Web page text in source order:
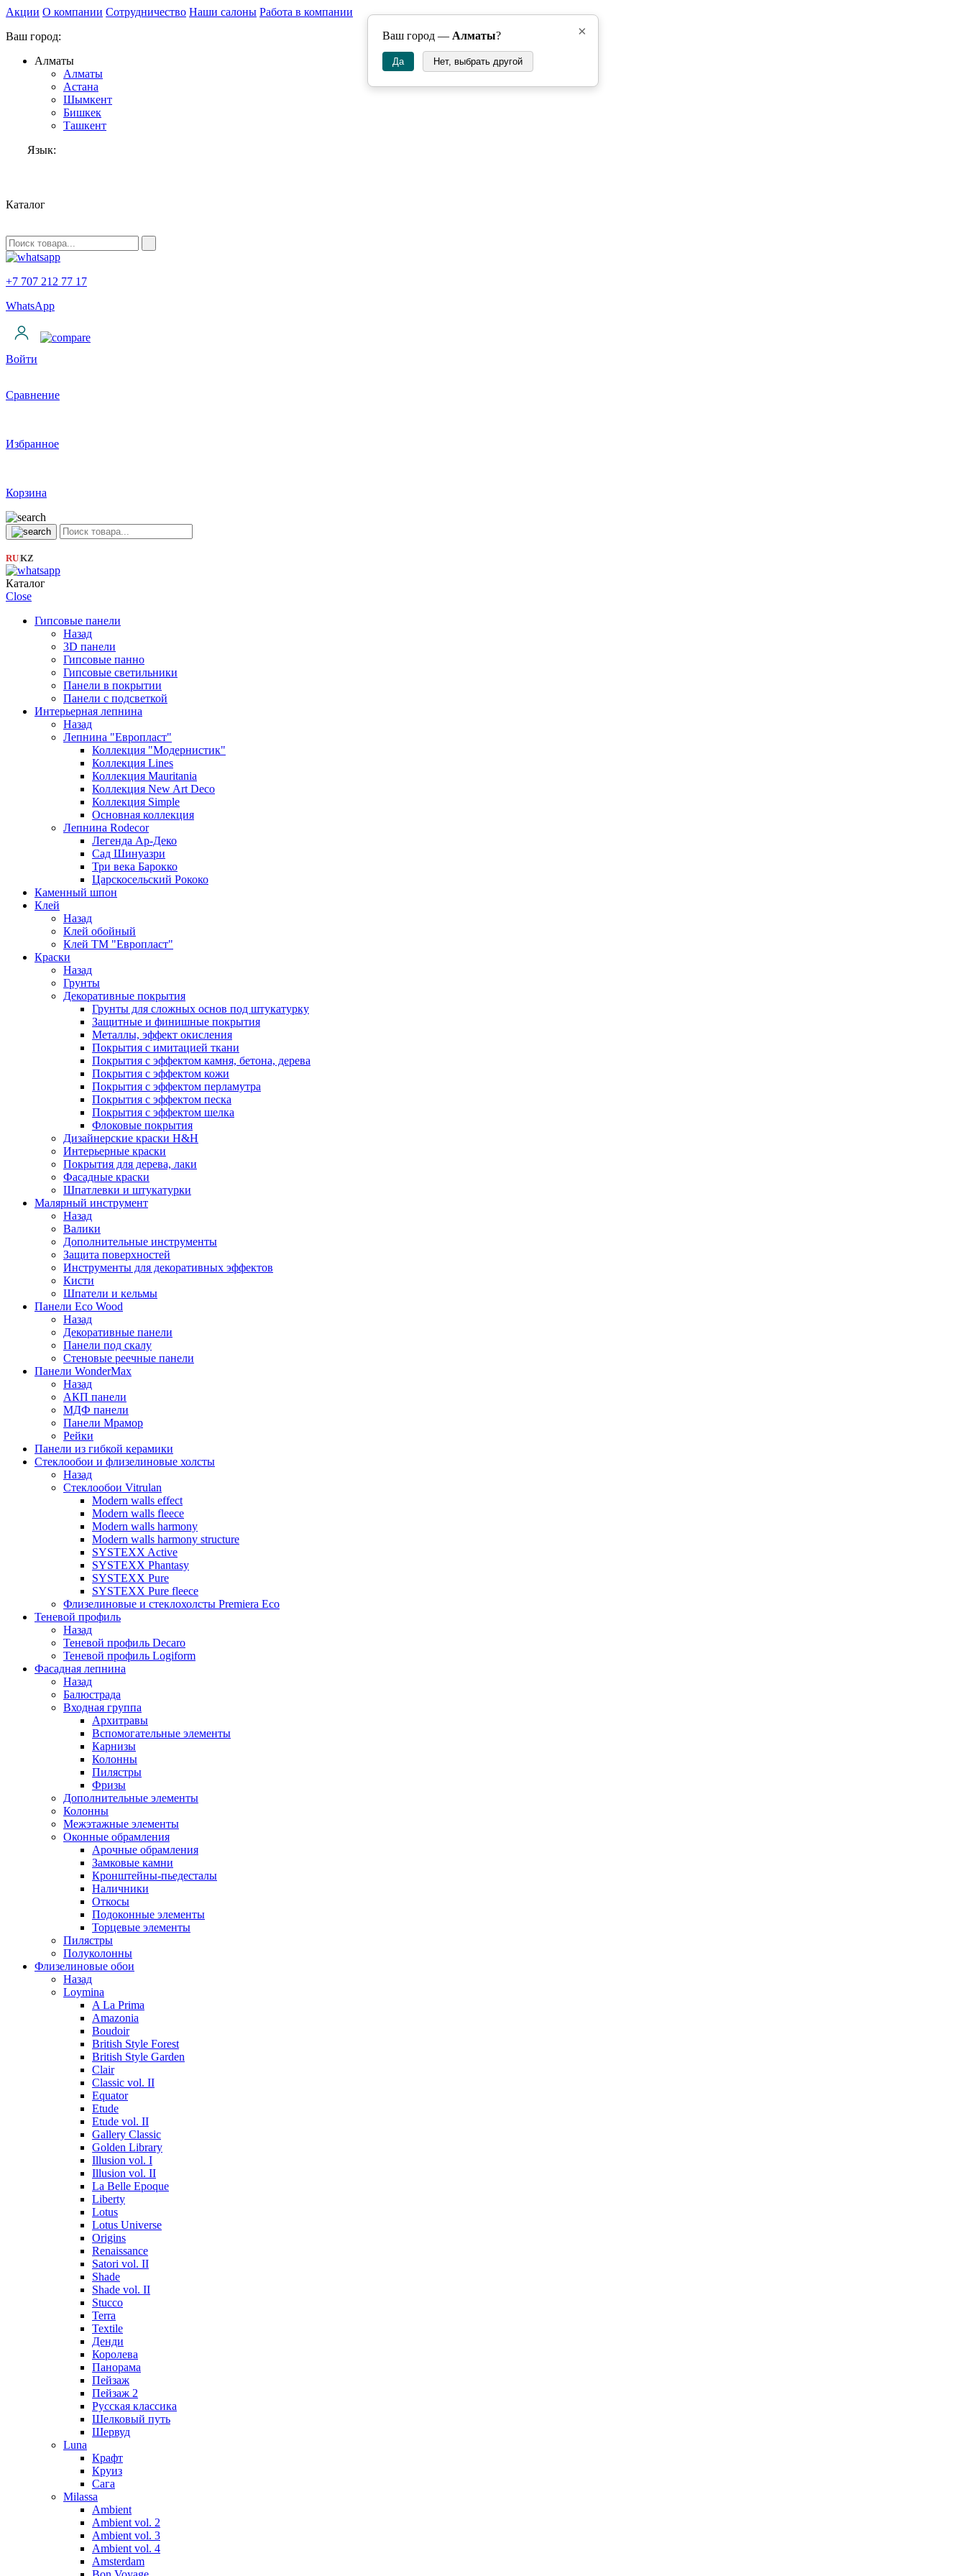
×
Ваш город — Алматы?
Да Нет, выбрать другой
Акции О компании Сотрудничество Наши салоны Работа в компании
Ваш город:
Алматы
Алматы
Астана
Шымкент
Бишкек
Ташкент
Язык:
Каталог
+7 707 212 77 17
WhatsApp
Войти
Сравнение
Избранное
Корзина
RU|KZ
Каталог
Close
Гипсовые панели
Назад
3D панели
Гипсовые панно
Гипсовые светильники
Панели в покрытии
Панели с подсветкой
Интерьерная лепнина
Назад
Лепнина "Европласт"
Коллекция "Модернистик"
Коллекция Lines
Коллекция Mauritania
Коллекция New Art Deco
Коллекция Simple
Основная коллекция
Лепнина Rodecor
Легенда Ар-Деко
Сад Шинуазри
Три века Барокко
Царскосельский Рококо
Каменный шпон
Клей
Назад
Клей обойный
Клей ТМ "Европласт"
Краски
Назад
Грунты
Декоративные покрытия
Грунты для сложных основ под штукатурку
Защитные и финишные покрытия
Металлы, эффект окисления
Покрытия с имитацией ткани
Покрытия с эффектом камня, бетона, дерева
Покрытия с эффектом кожи
Покрытия с эффектом перламутра
Покрытия с эффектом песка
Покрытия с эффектом шелка
Флоковые покрытия
Дизайнерские краски H&H
Интерьерные краски
Покрытия для дерева, лаки
Фасадные краски
Шпатлевки и штукатурки
Малярный инструмент
Назад
Валики
Дополнительные инструменты
Защита поверхностей
Инструменты для декоративных эффектов
Кисти
Шпатели и кельмы
Панели Eco Wood
Назад
Декоративные панели
Панели под скалу
Стеновые реечные панели
Панели WonderMax
Назад
АКП панели
МДФ панели
Панели Мрамор
Рейки
Панели из гибкой керамики
Стеклообои и флизелиновые холсты
Назад
Стеклообои Vitrulan
Modern walls effect
Modern walls fleece
Modern walls harmony
Modern walls harmony structure
SYSTEXX Active
SYSTEXX Phantasy
SYSTEXX Pure
SYSTEXX Pure fleece
Флизелиновые и стеклохолсты Premiera Eco
Теневой профиль
Назад
Теневой профиль Decaro
Теневой профиль Logiform
Фасадная лепнина
Назад
Балюстрада
Входная группа
Архитравы
Вспомогательные элементы
Карнизы
Колонны
Пилястры
Фризы
Дополнительные элементы
Колонны
Межэтажные элементы
Оконные обрамления
Арочные обрамления
Замковые камни
Кронштейны-пьедесталы
Наличники
Откосы
Подоконные элементы
Торцевые элементы
Пилястры
Полуколонны
Флизелиновые обои
Назад
Loymina
A La Prima
Amazonia
Boudoir
British Style Forest
British Style Garden
Clair
Classic vol. II
Equator
Etude
Etude vol. II
Gallery Classic
Golden Library
Illusion vol. I
Illusion vol. II
La Belle Epoque
Liberty
Lotus
Lotus Universe
Origins
Renaissance
Satori vol. II
Shade
Shade vol. II
Stucco
Terra
Textile
Денди
Королева
Панорама
Пейзаж
Пейзаж 2
Русская классика
Шелковый путь
Шервуд
Luna
Крафт
Круиз
Сага
Milassa
Ambient
Ambient vol. 2
Ambient vol. 3
Ambient vol. 4
Amsterdam